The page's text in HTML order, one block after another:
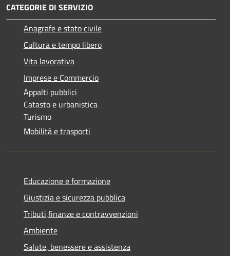
CATEGORIE DI SERVIZIO
Anagrafe e stato civile
Cultura e tempo libero
Vita lavorativa
Imprese e Commercio
Appalti pubblici
Catasto e urbanistica
Turismo
Mobilità e trasporti
Educazione e formazione
Giustizia e sicurezza pubblica
Tributi,finanze e contravvenzioni
Ambiente
Salute, benessere e assistenza